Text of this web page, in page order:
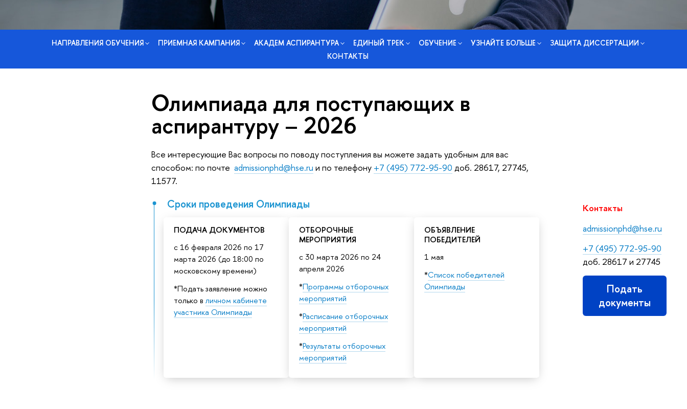
НАПРАВЛЕНИЯ ОБУЧЕНИЯ ПРИЕМНАЯ КАМПАНИЯ АКАДЕМ АСПИРАНТУРА ЕДИНЫЙ ТРЕК ОБУЧЕНИЕ УЗНАЙТЕ БОЛЬШЕ
ЗАЩИТА ДИССЕРТАЦИИ
КОНТАКТЫ
Олимпиада для поступающих в
аспирантуру – 2026
Все интересующие Вас вопросы по поводу поступления вы можете задать удобным для вас
способом: по почте admissionphd@hse.ru и по телефону +7 (495) 772-95-90 доб. 28617, 27745,
11577.
Сроки проведения Олимпиады
ПОДАЧА ДОКУМЕНТОВ
с 16 февраля 2026 по 17
марта 2026 (до 18:00 по
московскому времени)
*Подать заявление можно
только вличном кабинете
участника Олимпиады
ОТБОРОЧНЫЕ
МЕРОПРИЯТИЯ
с 30 марта 2026 по 24
апреля 2026
*Программы отборочных
мероприятий
*Расписание отборочных
мероприятий
*Результаты отборочных
мероприятий
ОБЪЯВЛЕНИЕ
ПОБЕДИТЕЛЕЙ
1 мая
*Список победителей
Олимпиады
Контакты
admissionphd@hse.ru
+7 (495) 772-95-90
доб. 28617 и 27745
Подать
документы